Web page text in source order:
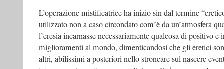
L’operazione mistificatrice ha inizio sin dal termine
utilizzato non a caso circondato com’è da un’atmosfera
l’eresia incarnasse necessariamente qualcosa di positivo
miglioramenti al mondo, dimenticandosi che gli eretici
altri, abilissimi a posteriori nello stroncare sul nascere